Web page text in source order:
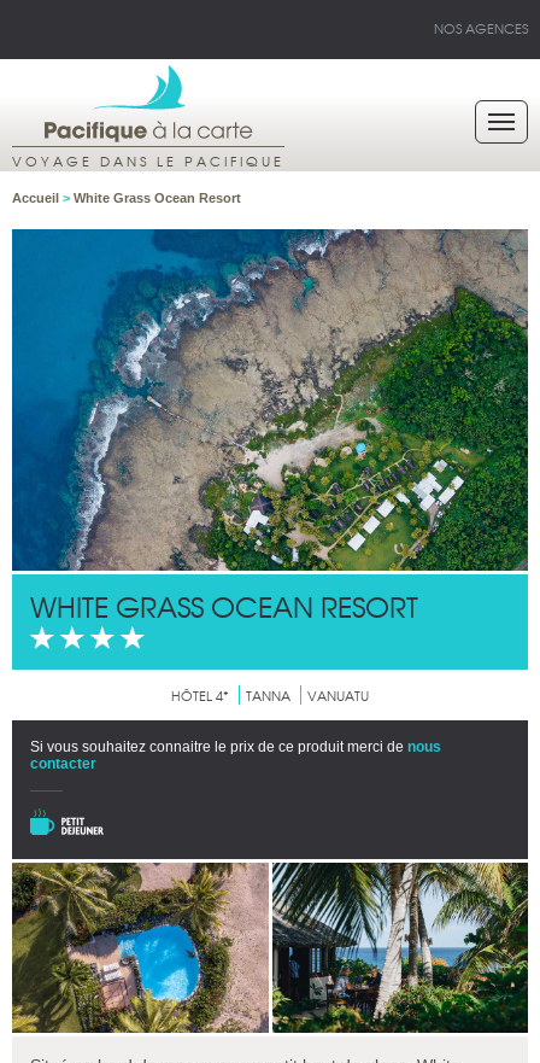
NOS AGENCES
VOYAGE DANS LE PACIFIQUE
Accueil > White Grass Ocean Resort
WHITE GRASS OCEAN RESORT
HÔTEL 4* TANNA VANUATU
Si vous souhaitez connaitre le prix de ce produit merci de nous
contacter